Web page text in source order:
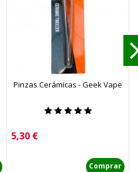
Pinzas Cerámicas - Geek Vape
Precio
5,30 €
Comprar